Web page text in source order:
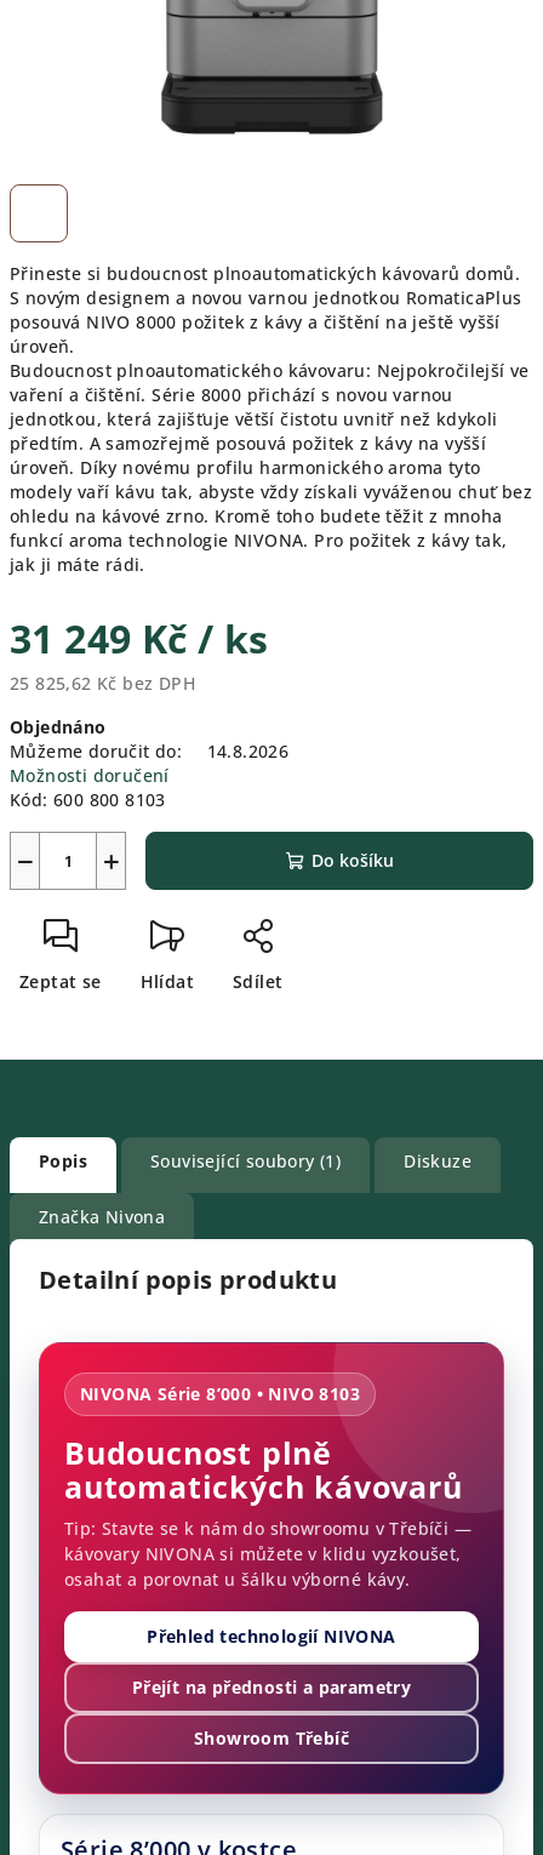
Přineste si budoucnost plnoautomatických kávovarů domů.
S novým designem a novou varnou jednotkou RomaticaPlus
posouvá NIVO 8000 požitek z kávy a čištění na ještě vyšší
úroveň.
Budoucnost plnoautomatického kávovaru: Nejpokročilejší ve
vaření a čištění. Série 8000 přichází s novou varnou
jednotkou, která zajišťuje větší čistotu uvnitř než kdykoli
předtím. A samozřejmě posouvá požitek z kávy na vyšší
úroveň. Díky novému profilu harmonického aroma tyto
modely vaří kávu tak, abyste vždy získali vyváženou chuť bez
ohledu na kávové zrno. Kromě toho budete těžit z mnoha
funkcí aroma technologie NIVONA. Pro požitek z kávy tak,
jak ji máte rádi.
31 249 Kč / ks
25 825,62 Kč bez DPH
cena:
Objednáno
Můžeme doručit do:
14.8.2026
Možnosti doručení
Kód: 600 800 8103
+
− Do košíku
Zeptat se Hlídat Sdílet
Popis Související soubory (1) Diskuze
Značka Nivona
Detailní popis produktu
NIVONA Série 8’000 • NIVO 8103
Budoucnost plně
automatických kávovarů
Tip: Stavte se k nám do showroomu v Třebíči —
kávovary NIVONA si můžete v klidu vyzkoušet,
osahat a porovnat u šálku výborné kávy.
Přehled technologií NIVONA
Přejít na přednosti a parametry
Showroom Třebíč